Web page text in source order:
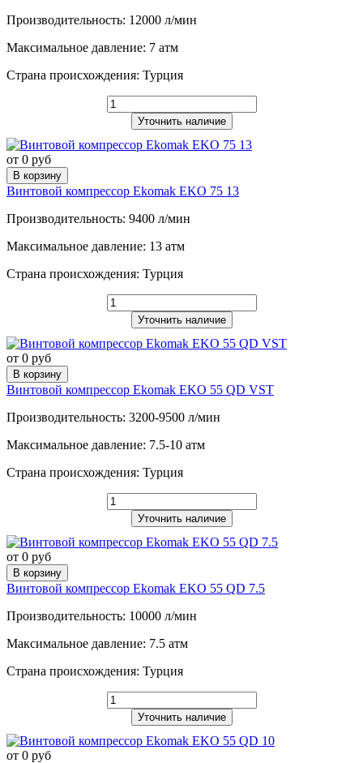
Производительность: 12000 л/мин
Максимальное давление: 7 атм
Страна происхождения: Турция
Уточнить наличие
от 0 руб
В корзину
Винтовой компрессор Ekomak EKO 75 13
Производительность: 9400 л/мин
Максимальное давление: 13 атм
Страна происхождения: Турция
Уточнить наличие
от 0 руб
В корзину
Винтовой компрессор Ekomak EKO 55 QD VST
Производительность: 3200-9500 л/мин
Максимальное давление: 7.5-10 атм
Страна происхождения: Турция
Уточнить наличие
от 0 руб
В корзину
Винтовой компрессор Ekomak EKO 55 QD 7.5
Производительность: 10000 л/мин
Максимальное давление: 7.5 атм
Страна происхождения: Турция
Уточнить наличие
от 0 руб